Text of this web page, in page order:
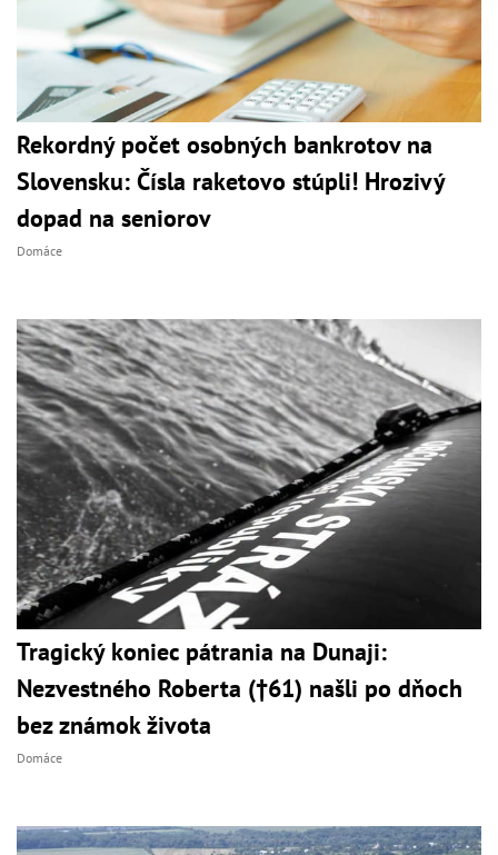
Rekordný počet osobných bankrotov na
Slovensku: Čísla raketovo stúpli! Hrozivý
dopad na seniorov
Domáce
Tragický koniec pátrania na Dunaji:
Nezvestného Roberta (†61) našli po dňoch
bez známok života
Domáce